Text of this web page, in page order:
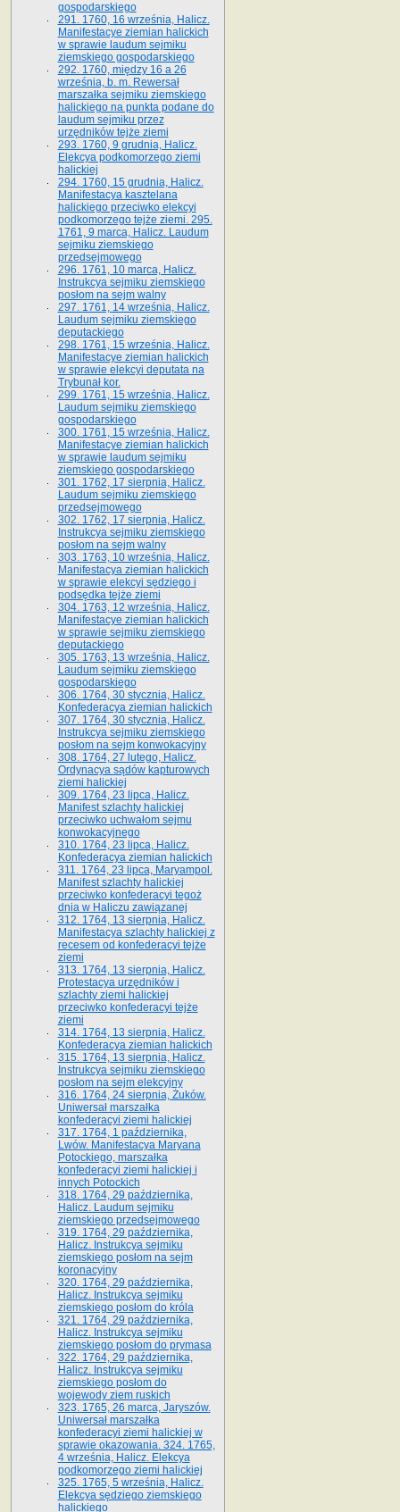
gospodarskiego
291. 1760, 16 września, Halicz.
Manifestacye ziemian halickich
w sprawie laudum sejmiku
ziemskiego gospodarskiego
292. 1760, między 16 a 26
września, b. m. Rewersał
marszałka sejmiku ziemskiego
halickiego na punkta podane do
laudum sejmiku przez
urzędników tejże ziemi
293. 1760, 9 grudnia, Halicz.
Elekcya podkomorzego ziemi
halickiej
294. 1760, 15 grudnia, Halicz.
Manifestacya kasztelana
halickiego przeciwko elekcyi
podkomorzego tejże ziemi. 295.
1761, 9 marca, Halicz. Laudum
sejmiku ziemskiego
przedsejmowego
296. 1761, 10 marca, Halicz.
Instrukcya sejmiku ziemskiego
posłom na sejm walny
297. 1761, 14 września, Halicz.
Laudum sejmiku ziemskiego
deputackiego
298. 1761, 15 września, Halicz.
Manifestacye ziemian halickich
w sprawie elekcyi deputata na
Trybunał kor.
299. 1761, 15 września, Halicz.
Laudum sejmiku ziemskiego
gospodarskiego
300. 1761, 15 września, Halicz.
Manifestacye ziemian halickich
w sprawie laudum sejmiku
ziemskiego gospodarskiego
301. 1762, 17 sierpnia, Halicz.
Laudum sejmiku ziemskiego
przedsejmowego
302. 1762, 17 sierpnia, Halicz.
Instrukcya sejmiku ziemskiego
posłom na sejm walny
303. 1763, 10 września, Halicz.
Manifestacya ziemian halickich
w sprawie elekcyi sędziego i
podsędka tejże ziemi
304. 1763, 12 września, Halicz.
Manifestacye ziemian halickich
w sprawie sejmiku ziemskiego
deputackiego
305. 1763, 13 września, Halicz.
Laudum sejmiku ziemskiego
gospodarskiego
306. 1764, 30 stycznia, Halicz.
Konfederacya ziemian halickich
307. 1764, 30 stycznia, Halicz.
Instrukcya sejmiku ziemskiego
posłom na sejm konwokacyjny
308. 1764, 27 lutego, Halicz.
Ordynacya sądów kapturowych
ziemi halickiej
309. 1764, 23 lipca, Halicz.
Manifest szlachty halickiej
przeciwko uchwałom sejmu
konwokacyjnego
310. 1764, 23 lipca, Halicz.
Konfederacya ziemian halickich
311. 1764, 23 lipca, Maryampol.
Manifest szlachty halickiej
przeciwko konfederacyi tegoż
dnia w Haliczu zawiązanej
312. 1764, 13 sierpnia, Halicz.
Manifestacya szlachty halickiej z
recesem od konfederacyi tejże
ziemi
313. 1764, 13 sierpnia, Halicz.
Protestacya urzędników i
szlachty ziemi halickiej
przeciwko konfederacyi tejże
ziemi
314. 1764, 13 sierpnia, Halicz.
Konfederacya ziemian halickich
315. 1764, 13 sierpnia, Halicz.
Instrukcya sejmiku ziemskiego
posłom na sejm elekcyjny
316. 1764, 24 sierpnia, Żuków.
Uniwersał marszałka
konfederacyi ziemi halickiej
317. 1764, 1 października,
Lwów. Manifestacya Maryana
Potockiego, marszałka
konfederacyi ziemi halickiej i
innych Potockich
318. 1764, 29 października,
Halicz. Laudum sejmiku
ziemskiego przedsejmowego
319. 1764, 29 października,
Halicz. Instrukcya sejmiku
ziemskiego posłom na sejm
koronacyjny
320. 1764, 29 października,
Halicz. Instrukcya sejmiku
ziemskiego posłom do króla
321. 1764, 29 października,
Halicz. Instrukcya sejmiku
ziemskiego posłom do prymasa
322. 1764, 29 października,
Halicz. Instrukcya sejmiku
ziemskiego posłom do
wojewody ziem ruskich
323. 1765, 26 marca, Jaryszów.
Uniwersał marszałka
konfederacyi ziemi halickiej w
sprawie okazowania. 324. 1765,
4 września, Halicz. Elekcya
podkomorzego ziemi halickiej
325. 1765, 5 września, Halicz.
Elekcya sędziego ziemskiego
halickiego